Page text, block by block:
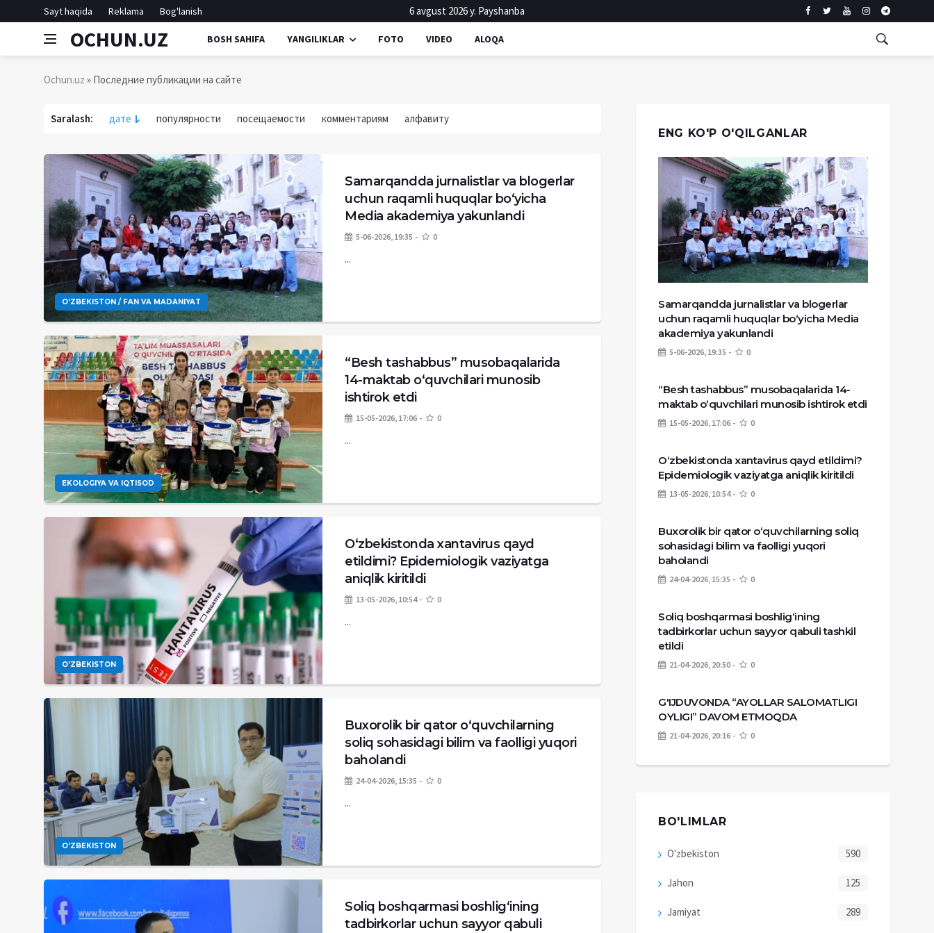
Sayt haqida Reklama Bog'lanish 6 avgust 2026 y. Payshanba
OCHUN.UZ BOSH SAHIFA YANGILIKLAR FOTO VIDEO ALOQA
Ochun.uz » Последние публикации на сайте
Saralash: дате популярности посещаемости комментариям алфавиту
O'ZBEKISTON / FAN VA MADANIYAT
Samarqandda jurnalistlar va blogerlar
uchun raqamli huquqlar bo‘yicha
Media akademiya yakunlandi
5-06-2026, 19:35 0
...
EKOLOGIYA VA IQTISOD
“Besh tashabbus” musobaqalarida
14-maktab o‘quvchilari munosib
ishtirok etdi
15-05-2026, 17:06 0
...
O'ZBEKISTON
O‘zbekistonda xantavirus qayd
etildimi? Epidemiologik vaziyatga
aniqlik kiritildi
13-05-2026, 10:54 0
...
O'ZBEKISTON
Buxorolik bir qator o‘quvchilarning
soliq sohasidagi bilim va faolligi yuqori
baholandi
24-04-2026, 15:35 0
...
Soliq boshqarmasi boshlig‘ining
tadbirkorlar uchun sayyor qabuli
ENG KO'P O'QILGANLAR
Samarqandda jurnalistlar va blogerlar
uchun raqamli huquqlar bo‘yicha Media
akademiya yakunlandi
5-06-2026, 19:35 0
“Besh tashabbus” musobaqalarida 14-
maktab o‘quvchilari munosib ishtirok etdi
15-05-2026, 17:06 0
O‘zbekistonda xantavirus qayd etildimi?
Epidemiologik vaziyatga aniqlik kiritildi
13-05-2026, 10:54 0
Buxorolik bir qator o‘quvchilarning soliq
sohasidagi bilim va faolligi yuqori
baholandi
24-04-2026, 15:35 0
Soliq boshqarmasi boshlig‘ining
tadbirkorlar uchun sayyor qabuli tashkil
etildi
21-04-2026, 20:50 0
G'IJDUVONDA “AYOLLAR SALOMATLIGI
OYLIGI” DAVOM ETMOQDA
21-04-2026, 20:16 0
BO'LIMLAR
O'zbekiston 590
Jahon 125
Jamiyat 289